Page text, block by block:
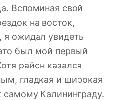
Вспоминая свой
на восток,
я ожидал увидеть
был мой первый
район казался
гладкая и широкая
самому Калининграду.